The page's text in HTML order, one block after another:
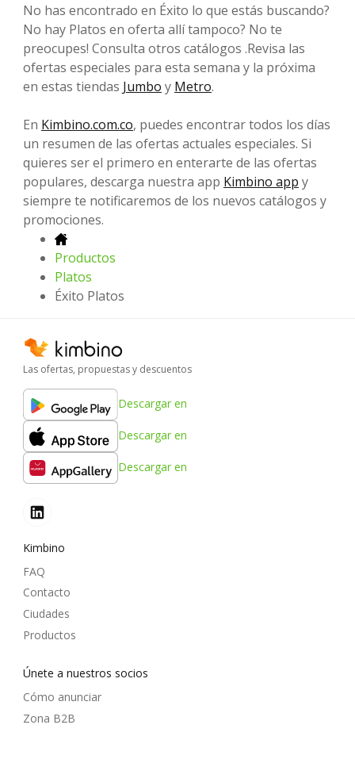
No has encontrado en Éxito lo que estás buscando?
No hay Platos en oferta allí tampoco? No te
preocupes! Consulta otros catálogos .Revisa las
ofertas especiales para esta semana y la próxima
en estas tiendas Jumbo y Metro.
En Kimbino.com.co, puedes encontrar todos los días
un resumen de las ofertas actuales especiales. Si
quieres ser el primero en enterarte de las ofertas
populares, descarga nuestra app Kimbino app y
siempre te notificaremos de los nuevos catálogos y
promociones.
Productos
Platos
Éxito Platos
Las ofertas, propuestas y descuentos
Descargar en
Descargar en
Descargar en
Kimbino
FAQ
Contacto
Ciudades
Productos
Únete a nuestros socios
Cómo anunciar
Zona B2B